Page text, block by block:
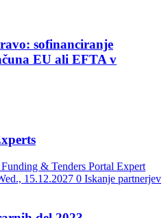
sofinanciranje
EU ali EFTA v
& Tenders Portal Expert
15.12.2027 0 Iskanje partnerjev